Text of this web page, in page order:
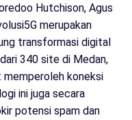
Hutchison, Agus
merupakan
transformasi digital
340 site di Medan,
memperoleh koneksi
ini juga secara
potensi spam dan